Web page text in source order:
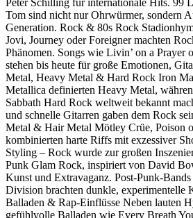
Tom sind nicht nur Ohrwürmer, sondern
Generation. Rock & 80s Rock
Jovi, Journey oder Foreigner machten
Phänomen. Songs wie Livin’ on a Prayer
stehen bis heute für große Emotionen,
Metal, Heavy Metal & Hard Rock Iron
Metallica definierten Heavy Metal,
Sabbath Hard Rock weltweit bekannt
und schnelle Gitarren gaben dem Rock
Metal & Hair Metal Mötley Crüe, Poison
kombinierten harte Riffs mit exzessiver
Styling – Rock wurde zur großen
Punk Glam Rock, inspiriert von David
Kunst und Extravaganz. Post-Punk-
Division brachten dunkle, experimentelle
Balladen & Rap-Einflüsse Neben lauten
gefühlvolle Balladen wie Every Breath